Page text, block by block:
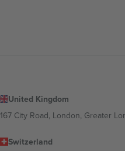
United Kingdom
167 City Road, London, Greater
Switzerland